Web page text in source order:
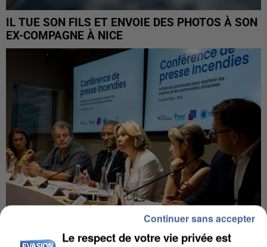
IL TUE SON FILS ET ENVOIE DES PHOTOS À SON
EX-COMPAGNE À NICE
Le respect de votre vie privée est
Continuer sans accepter